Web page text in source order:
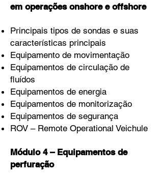
em operações onshore e offshore
Principais tipos de sondas e suas
características principais
Equipamento de movimentação
Equipamentos de circulação de
fluídos
Equipamentos de energia
Equipamentos de monitorização
Equipamentos de segurança
ROV – Remote Operational Veichule
Módulo 4 – Equipamentos de
perfuração